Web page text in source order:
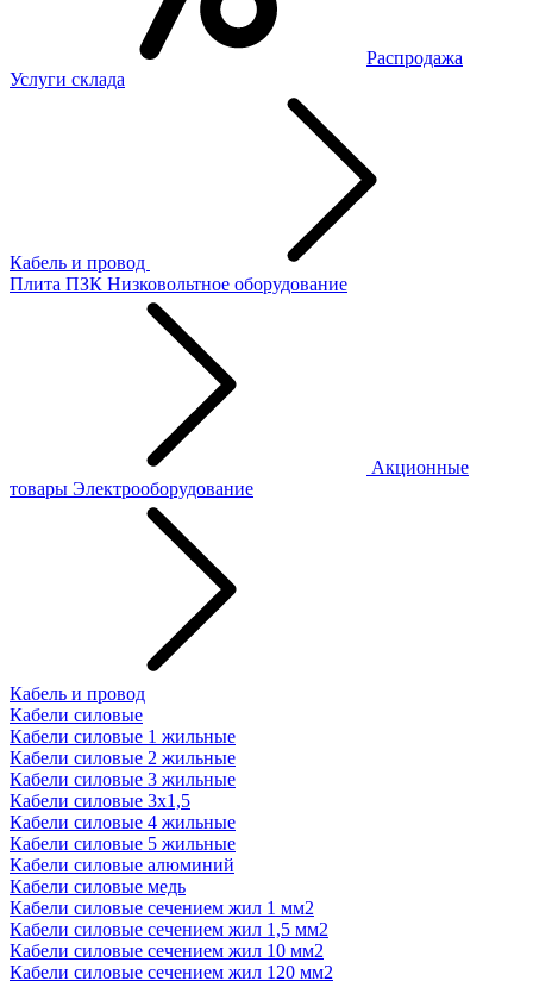
Распродажа
Услуги склада
Кабель и провод
Плита ПЗК Низковольтное оборудование
Акционные
товары Электрооборудование
Кабель и провод
Кабели силовые
Кабели силовые 1 жильные
Кабели силовые 2 жильные
Кабели силовые 3 жильные
Кабели силовые 3х1,5
Кабели силовые 4 жильные
Кабели силовые 5 жильные
Кабели силовые алюминий
Кабели силовые медь
Кабели силовые сечением жил 1 мм2
Кабели силовые сечением жил 1,5 мм2
Кабели силовые сечением жил 10 мм2
Кабели силовые сечением жил 120 мм2